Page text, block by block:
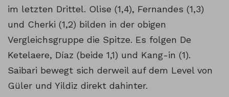
im letzten Drittel. Olise (1,4), Fernandes (1,3)
und Cherki (1,2) bilden in der obigen
Vergleichsgruppe die Spitze. Es folgen De
Ketelaere, Díaz (beide 1,1) und Kang-in (1).
Saibari bewegt sich derweil auf dem Level von
Güler und Yildiz direkt dahinter.